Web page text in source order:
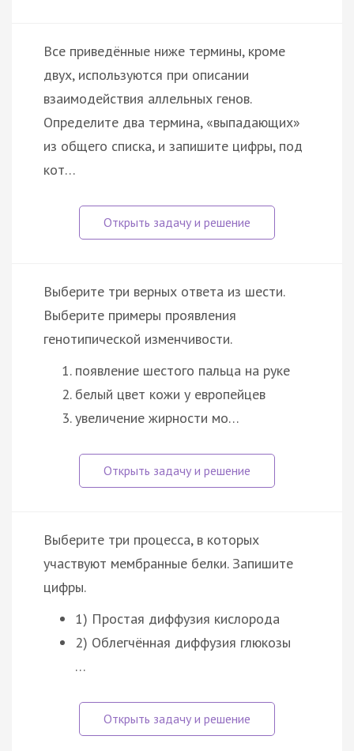
Все приведённые ниже термины, кроме
двух, используются при описании
взаимодействия аллельных генов.
Определите два термина, «выпадающих»
из общего списка, и запишите цифры, под
кот…
Выберите три верных ответа из шести.
Выберите примеры проявления
генотипической изменчивости.
появление шестого пальца на руке
белый цвет кожи у европейцев
увеличение жирности мо…
Выберите три процесса, в которых
участвуют мембранные белки. Запишите
цифры.
1) Простая диффузия кислорода
2) Облегчённая диффузия глюкозы
…